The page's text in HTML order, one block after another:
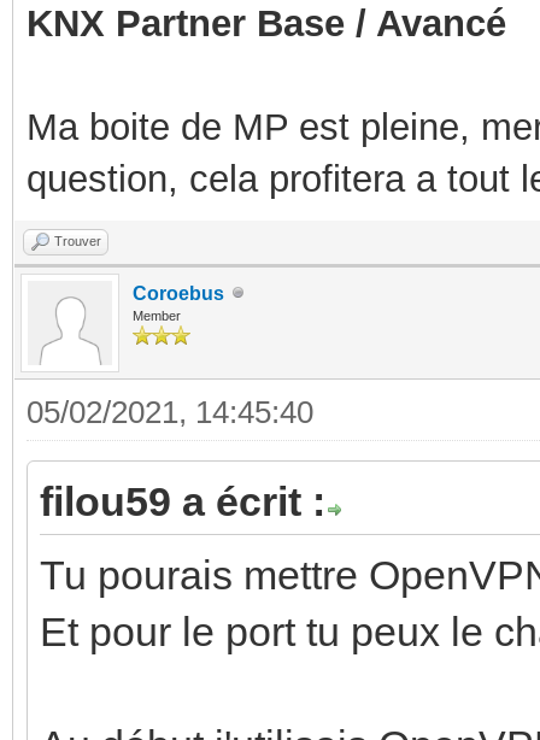
KNX Partner Base / Avancé
Ma boite de MP est pleine,
question, cela profitera a tout
Trouver
Coroebus
Member
05/02/2021, 14:45:40
filou59 a écrit :
Tu pourais mettre
Et pour le port tu peux le